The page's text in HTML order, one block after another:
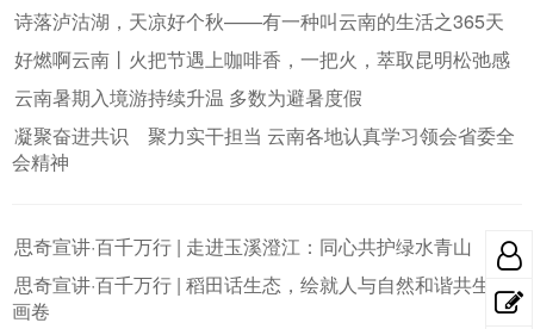
诗落泸沽湖，天凉好个秋——有一种叫云南的生活之365天
好燃啊云南丨火把节遇上咖啡香，一把火，萃取昆明松弛感
云南暑期入境游持续升温 多数为避暑度假
凝聚奋进共识 聚力实干担当 云南各地认真学习领会省委全
会精神
思奇宣讲·百千万行 | 走进玉溪澄江：同心共护绿水青山
思奇宣讲·百千万行 | 稻田话生态，绘就人与自然和谐共生新
画卷